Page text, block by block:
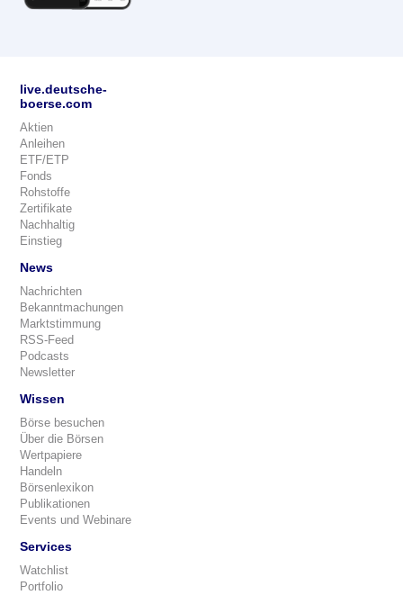
live.deutsche-
boerse.com
Aktien
Anleihen
ETF/ETP
Fonds
Rohstoffe
Zertifikate
Nachhaltig
Einstieg
News
Nachrichten
Bekanntmachungen
Marktstimmung
RSS-Feed
Podcasts
Newsletter
Wissen
Börse besuchen
Über die Börsen
Wertpapiere
Handeln
Börsenlexikon
Publikationen
Events und Webinare
Services
Watchlist
Portfolio